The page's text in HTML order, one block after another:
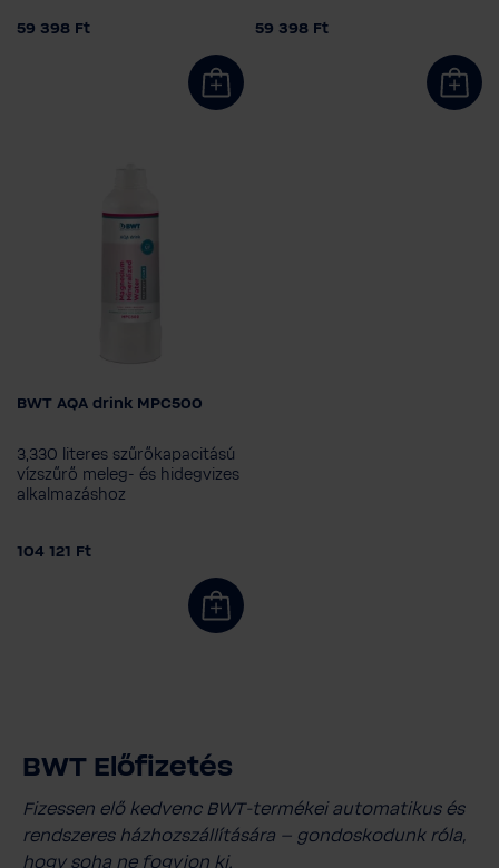
59 398 Ft 59 398 Ft
AQA ital
BWT AQA drink MPC500
3,330 literes szűrőkapacitású
vízszűrő meleg- és hidegvizes
alkalmazáshoz
104 121 Ft
BWT Előfizetés
Fizessen elő kedvenc BWT-termékei automatikus és
rendszeres házhozszállítására – gondoskodunk róla,
hogy soha ne fogyjon ki.